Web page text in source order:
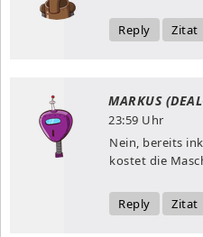
Reply Zitat
MARKUS
23:59 Uhr
Nein, bereits
kostet die
Reply Zitat